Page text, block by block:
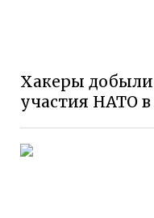
Хакеры
участия НАТО